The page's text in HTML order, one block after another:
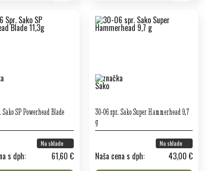
SP Powerhead Blade
Na sklade
s dph: 61,60 €
30-06 spr. Sako Super Hammerhead 9,7
g
Na sklade
Naša cena s dph: 43,00 €